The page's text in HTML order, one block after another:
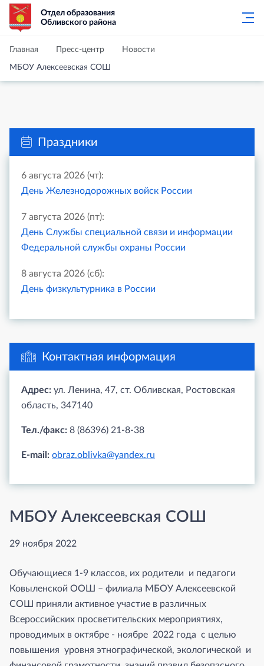
Отдел образования
Обливского района
Главная Пресс-центр Новости
МБОУ Алексеевская СОШ
Праздники
6 августа 2026 (чт):
День Железнодорожных войск России
7 августа 2026 (пт):
День Службы специальной связи и информации
Федеральной службы охраны России
8 августа 2026 (сб):
День физкультурника в России
Контактная информация
Адрес: ул. Ленина, 47, ст. Обливская, Ростовская
область, 347140
Тел./факс: 8 (86396) 21-8-38
E-mail: obraz.oblivka@yandex.ru
МБОУ Алексеевская СОШ
29 ноября 2022
Обучающиеся 1-9 классов, их родители и педагоги
Ковыленской ООШ – филиала МБОУ Алексеевской
СОШ приняли активное участие в различных
Всероссийских просветительских мероприятиях,
проводимых в октябре - ноябре 2022 года с целью
повышения уровня этнографической, экологической и